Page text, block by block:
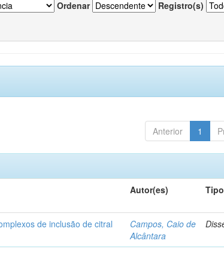
Ordenar Registro(s)
Anterior 1
Autor(es) Tipo
de inclusão de citral
Campos, Caio de
Alcântara